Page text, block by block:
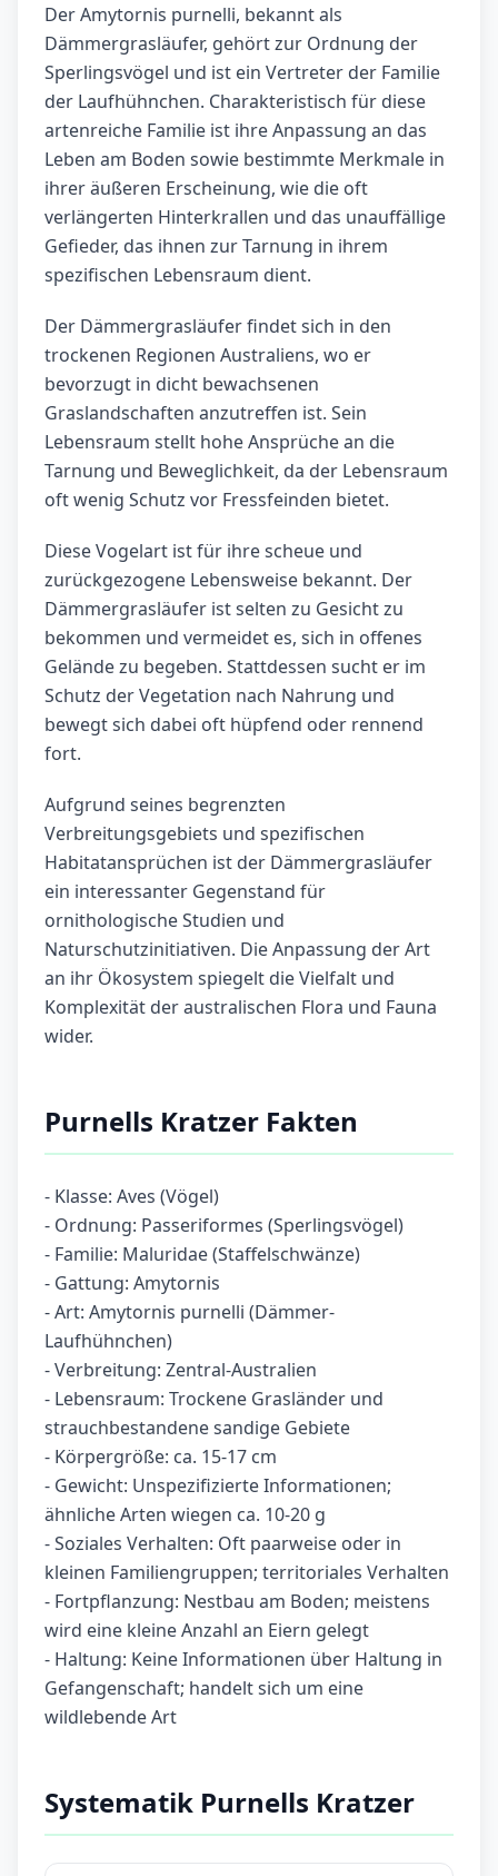
Der Amytornis purnelli, bekannt als
Dämmergrasläufer, gehört zur Ordnung der
Sperlingsvögel und ist ein Vertreter der Familie
der Laufhühnchen. Charakteristisch für diese
artenreiche Familie ist ihre Anpassung an das
Leben am Boden sowie bestimmte Merkmale in
ihrer äußeren Erscheinung, wie die oft
verlängerten Hinterkrallen und das unauffällige
Gefieder, das ihnen zur Tarnung in ihrem
spezifischen Lebensraum dient.
Der Dämmergrasläufer findet sich in den
trockenen Regionen Australiens, wo er
bevorzugt in dicht bewachsenen
Graslandschaften anzutreffen ist. Sein
Lebensraum stellt hohe Ansprüche an die
Tarnung und Beweglichkeit, da der Lebensraum
oft wenig Schutz vor Fressfeinden bietet.
Diese Vogelart ist für ihre scheue und
zurückgezogene Lebensweise bekannt. Der
Dämmergrasläufer ist selten zu Gesicht zu
bekommen und vermeidet es, sich in offenes
Gelände zu begeben. Stattdessen sucht er im
Schutz der Vegetation nach Nahrung und
bewegt sich dabei oft hüpfend oder rennend
fort.
Aufgrund seines begrenzten
Verbreitungsgebiets und spezifischen
Habitatansprüchen ist der Dämmergrasläufer
ein interessanter Gegenstand für
ornithologische Studien und
Naturschutzinitiativen. Die Anpassung der Art
an ihr Ökosystem spiegelt die Vielfalt und
Komplexität der australischen Flora und Fauna
wider.
Purnells Kratzer Fakten
- Klasse: Aves (Vögel)
- Ordnung: Passeriformes (Sperlingsvögel)
- Familie: Maluridae (Staffelschwänze)
- Gattung: Amytornis
- Art: Amytornis purnelli (Dämmer-
Laufhühnchen)
- Verbreitung: Zentral-Australien
- Lebensraum: Trockene Grasländer und
strauchbestandene sandige Gebiete
- Körpergröße: ca. 15-17 cm
- Gewicht: Unspezifizierte Informationen;
ähnliche Arten wiegen ca. 10-20 g
- Soziales Verhalten: Oft paarweise oder in
kleinen Familiengruppen; territoriales Verhalten
- Fortpflanzung: Nestbau am Boden; meistens
wird eine kleine Anzahl an Eiern gelegt
- Haltung: Keine Informationen über Haltung in
Gefangenschaft; handelt sich um eine
wildlebende Art
Systematik Purnells Kratzer